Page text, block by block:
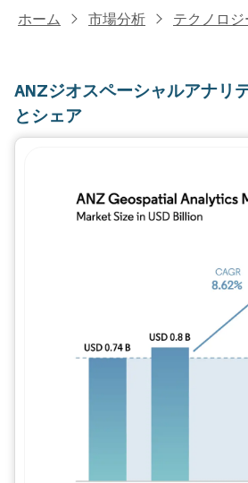
ホーム 市場分析 テクノロ
ANZジオスペーシャルアナリ
とシェア